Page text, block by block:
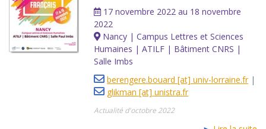
17 novembre 2022 au 18 novembre
2022
Nancy | Campus Lettres et Sciences
Humaines | ATILF | Bâtiment CNRS |
Salle Imbs
berengere.bouard [at] univ-lorraine.fr|
glikman [at] unistra.fr
Actualité d'octobre 2022